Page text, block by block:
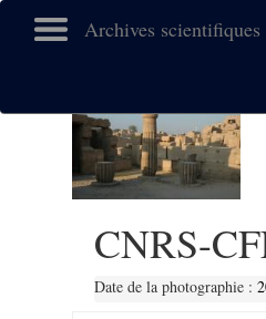
Archives
CNRS-
Date de la photographie :